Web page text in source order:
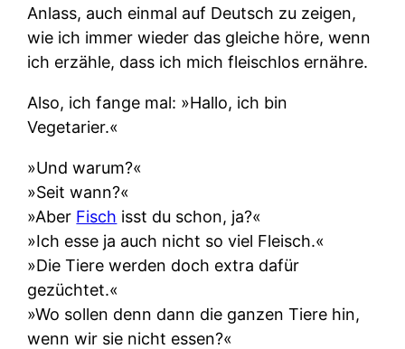
Anlass, auch einmal auf Deutsch zu zeigen,
wie ich immer wieder das gleiche höre, wenn
ich erzähle, dass ich mich fleischlos ernähre.
Also, ich fange mal: »Hallo, ich bin
Vegetarier.«
»Und warum?«
»Seit wann?«
»Aber Fisch isst du schon, ja?«
»Ich esse ja auch nicht so viel Fleisch.«
»Die Tiere werden doch extra dafür
gezüchtet.«
»Wo sollen denn dann die ganzen Tiere hin,
wenn wir sie nicht essen?«